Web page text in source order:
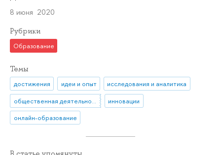
8 июня 2020
Рубрики
Образование
Темы
достижения идеи и опыт
исследования и аналитика
общественная деятельность
инновации
онлайн-образование